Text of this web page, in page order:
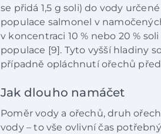
se přidá 1,5 g soli) do vody
populace salmonel v
v koncentraci 10 % nebo 20 %
populace [9]. Tyto vyšší hladiny
případně opláchnutí ořechů
Jak dlouho namáčet
Poměr vody a ořechů, druh
vody – to vše ovlivní čas